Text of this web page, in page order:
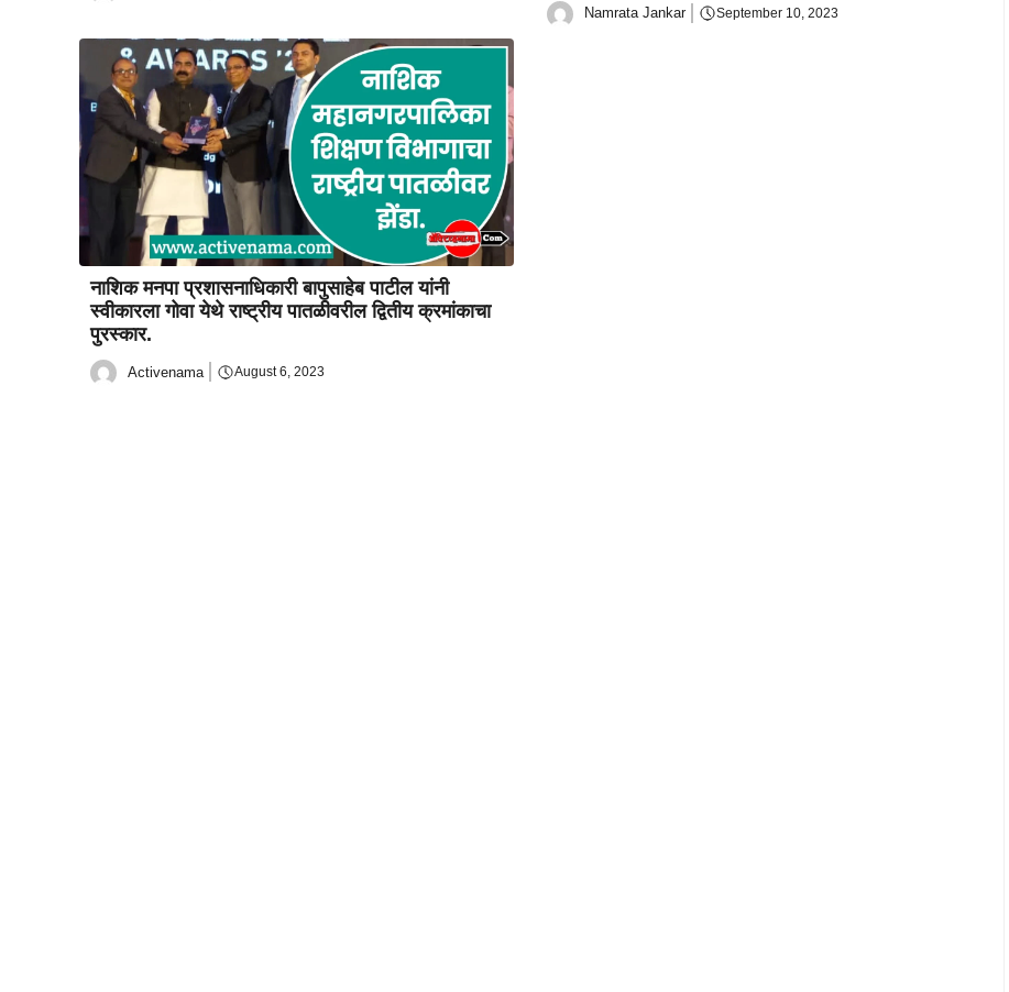
Namrata Jankar September 10, 2023
नाशिक मनपा प्रशासनाधिकारी बापुसाहेब पाटील यांनी
स्वीकारला गोवा येथे राष्ट्रीय पातळीवरील द्वितीय क्रमांकाचा
पुरस्कार.
Activenama August 6, 2023